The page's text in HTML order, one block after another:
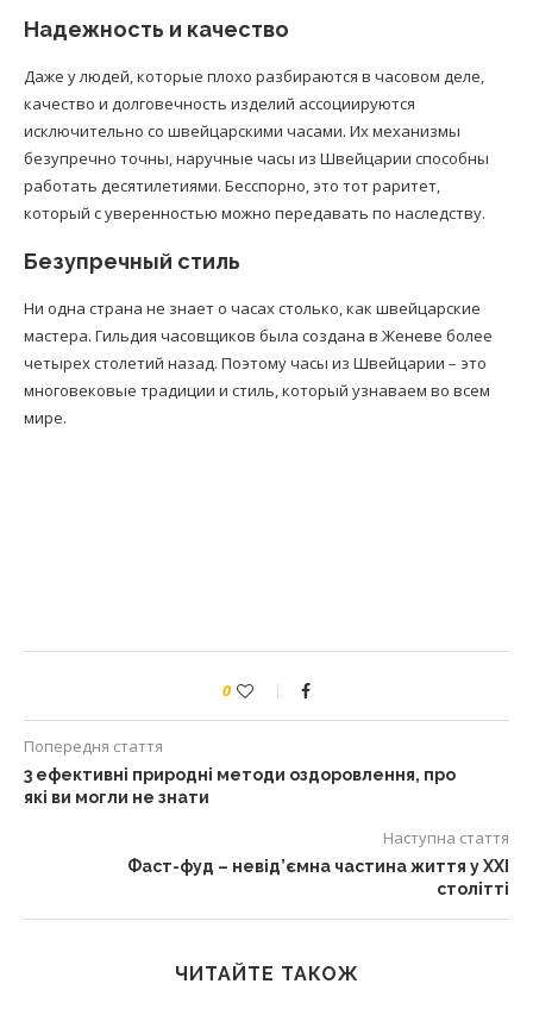
Надежность и качество
Даже у людей, которые плохо разбираются в часовом деле,
качество и долговечность изделий ассоциируются
исключительно со швейцарскими часами. Их механизмы
безупречно точны, наручные часы из Швейцарии способны
работать десятилетиями. Бесспорно, это тот раритет,
который с уверенностью можно передавать по наследству.
Безупречный стиль
Ни одна страна не знает о часах столько, как швейцарские
мастера. Гильдия часовщиков была создана в Женеве более
четырех столетий назад. Поэтому часы из Швейцарии – это
многовековые традиции и стиль, который узнаваем во всем
мире.
0
Попередня стаття
3 ефективні природні методи оздоровлення, про
які ви могли не знати
Наступна стаття
Фаст-фуд – невід’ємна частина життя у XXI
столітті
ЧИТАЙТЕ ТАКОЖ